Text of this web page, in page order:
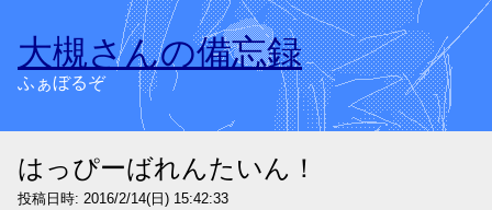
大槻さんの備忘録
ふぁぼるぞ
はっぴーばれんたいん！
投稿日時: 2016/2/14(日) 15:42:33